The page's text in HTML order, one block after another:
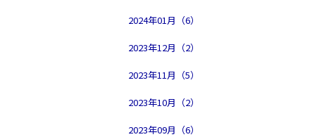
2024年01月（6）
2023年12月（2）
2023年11月（5）
2023年10月（2）
2023年09月（6）